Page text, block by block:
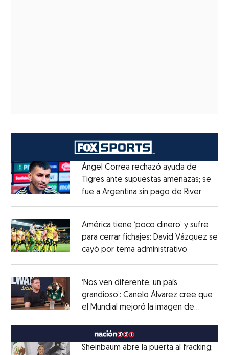
Ángel Correa rechazó ayuda de
Tigres ante supuestas amenazas; se
fue a Argentina sin pago de RiverOpens
América tiene ‘poco dinero’ y sufre
para cerrar fichajes: David Vázquez se
cayó por tema administrativo
‘Nos ven diferente, un país
grandioso’: Canelo Álvarez cree que
el Mundial mejoró la imagen de
MéxicoOpens in new window
Sheinbaum abre la puerta al fracking;